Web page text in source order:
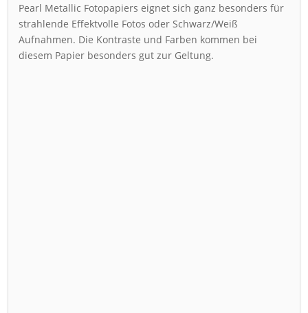
Pearl Metallic Fotopapiers eignet sich ganz besonders für
strahlende Effektvolle Fotos oder Schwarz/Weiß
Aufnahmen. Die Kontraste und Farben kommen bei
diesem Papier besonders gut zur Geltung.